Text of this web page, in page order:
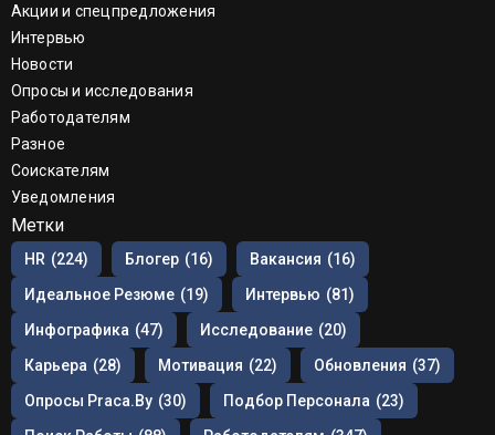
Акции и спецпредложения
Интервью
Новости
Опросы и исследования
Работодателям
Разное
Соискателям
Уведомления
Метки
HR (224) Блогер (16) Вакансия (16)
Идеальное Резюме (19) Интервью (81)
Инфографика (47) Исследование (20)
Карьера (28) Мотивация (22) Обновления (37)
Опросы Praca.by (30) Подбор Персонала (23)